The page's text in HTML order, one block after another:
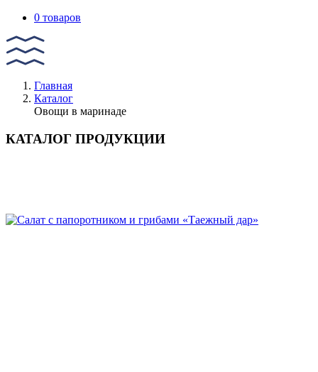
0 товаров
Главная
Каталог
Овощи в маринаде
КАТАЛОГ ПРОДУКЦИИ